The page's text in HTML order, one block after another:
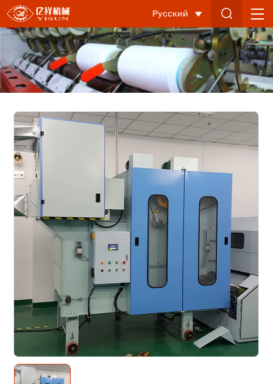
Питатель
конденсаторного
типа
с
автоматическим
выравнивателем
Русский